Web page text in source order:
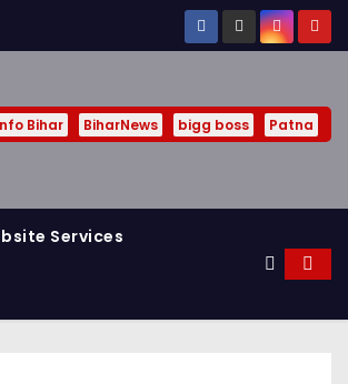
Bihar BiharNews bigg boss Patna
Services